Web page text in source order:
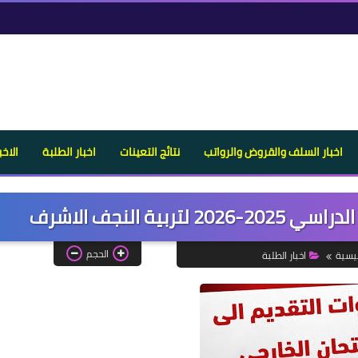
اخبار السلف والقروض والرواتب نتائج التعينات اخبار الطلبة
النجف الاشرف
اخبار الطلبة الحجم